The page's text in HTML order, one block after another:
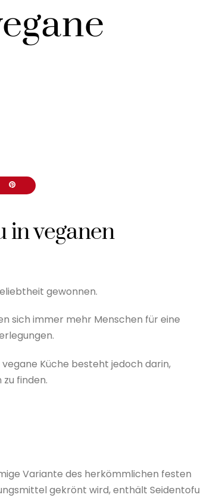
in veganen
gewonnen.
sich immer mehr Menschen für eine
Küche besteht jedoch darin,
finden.
Variante des herkömmlichen festen
gekrönt wird, enthält Seidentofu